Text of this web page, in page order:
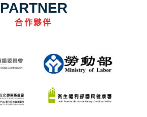
PARTNER
合作夥伴